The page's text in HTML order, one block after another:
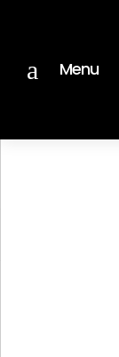
a Menu